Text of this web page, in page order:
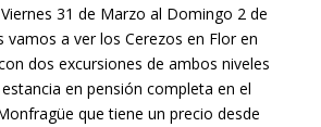
31 de Marzo al Domingo 2 de
vamos a ver los Cerezos en Flor en
dos excursiones de ambos niveles
en pensión completa en el
que tiene un precio desde